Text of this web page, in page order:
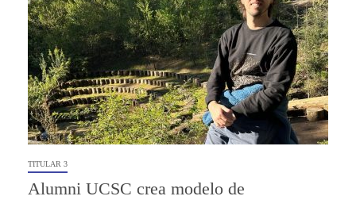
TITULAR 3
Alumni UCSC crea modelo de